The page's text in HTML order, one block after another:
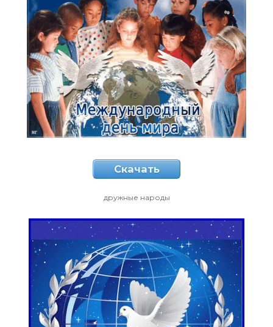
Скачать
дружные народы